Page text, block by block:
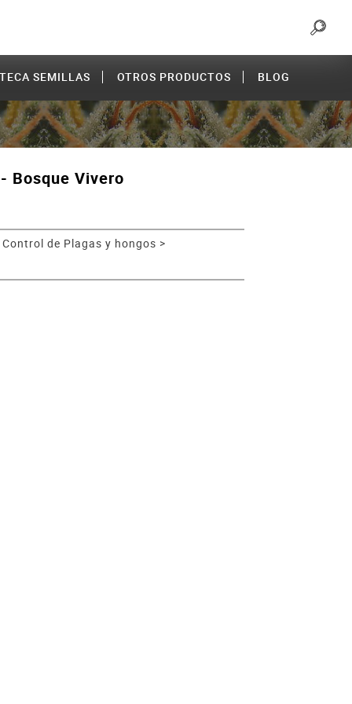
SEMILLAS OTROS PRODUCTOS BLOG
Bosque Vivero
Control de Plagas y hongos >